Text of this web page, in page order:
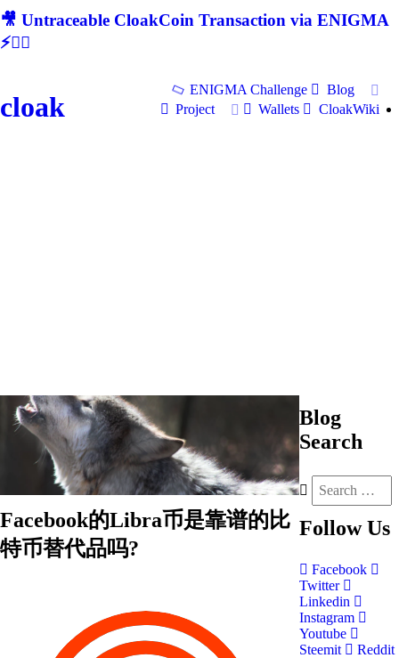
🎥 Untraceable CloakCoin Transaction via ENIGMA
⚡🕵‍♂
cloak
ENIGMA Challenge
Blog
Project
Wallets CloakWiki
Facebook的Libra币是靠谱的比
特币替代品吗?
Blog
Search
Follow Us
Facebook
Twitter
Linkedin
Instagram
Youtube
Steemit
Reddit